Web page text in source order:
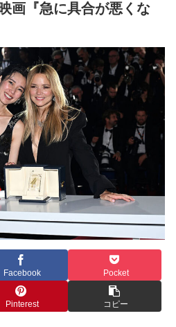
画『急に具合が悪くな
Facebook Pocket
Pinterest コピー